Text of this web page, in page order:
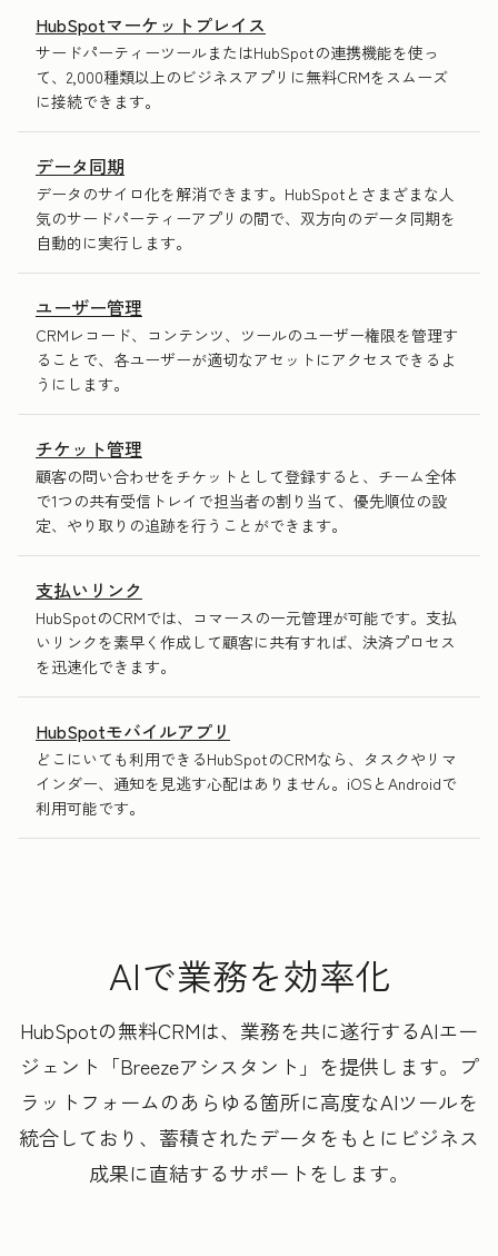
HubSpotマーケットプレイス
サードパーティーツールまたはHubSpotの連携機能を使っ
て、2,000種類以上のビジネスアプリに無料CRMをスムーズ
に接続できます。
データ同期
データのサイロ化を解消できます。HubSpotとさまざまな人
気のサードパーティーアプリの間で、双方向のデータ同期を
自動的に実行します。
ユーザー管理
CRMレコード、コンテンツ、ツールのユーザー権限を管理す
ることで、各ユーザーが適切なアセットにアクセスできるよ
うにします。
チケット管理
顧客の問い合わせをチケットとして登録すると、チーム全体
で1つの共有受信トレイで担当者の割り当て、優先順位の設
定、やり取りの追跡を行うことができます。
支払いリンク
HubSpotのCRMでは、コマースの一元管理が可能です。支払
いリンクを素早く作成して顧客に共有すれば、決済プロセス
を迅速化できます。
HubSpotモバイルアプリ
どこにいても利用できるHubSpotのCRMなら、タスクやリマ
インダー、通知を見逃す心配はありません。iOSとAndroidで
利用可能です。
AIで業務を効率化
HubSpotの無料CRMは、業務を共に遂行するAIエー
ジェント「Breezeアシスタント」を提供します。プ
ラットフォームのあらゆる箇所に高度なAIツールを
統合しており、蓄積されたデータをもとにビジネス
成果に直結するサポートをします。